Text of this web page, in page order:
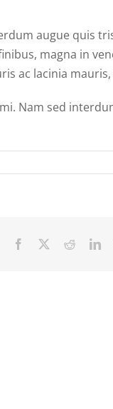
augue quis
magna in
ac lacinia
Nam sed
Facebook
TwitterReddit